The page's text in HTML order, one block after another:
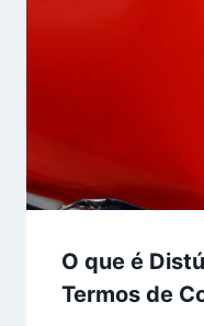
O que é
Termos de